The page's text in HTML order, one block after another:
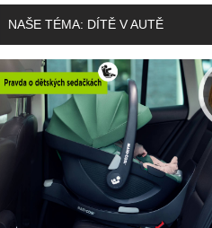
NAŠE TÉMA: DÍTĚ V AUTĚ